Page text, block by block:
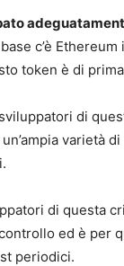
c’è
token è di
di
varietà
di questa
ed è per
periodici.